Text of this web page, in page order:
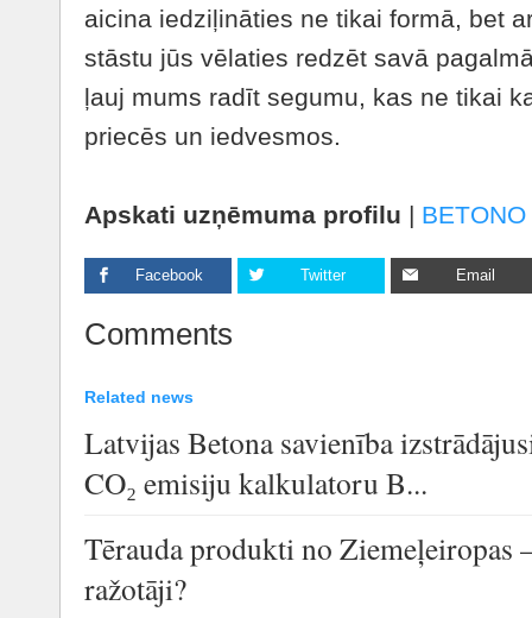
aicina iedziļināties ne tikai formā, bet
stāstu jūs vēlaties redzēt savā
ļauj mums radīt segumu, kas ne tikai
priecēs un iedvesmos.
Apskati uzņēmuma profilu |
Facebook Twitter Email
Comments
Related news
Latvijas Betona savienība
CO₂ emisiju kalkulatoru B...
Tērauda produkti no Ziemeļeiropas
ražotāji?